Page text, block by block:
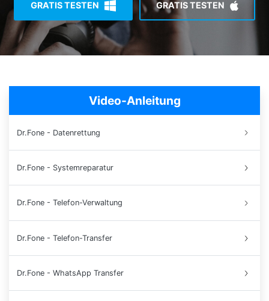
Suchen
GRATIS TESTEN GRATIS TESTEN
Video-Anleitung
Dr.Fone - Datenrettung
Dr.Fone - Systemreparatur
Dr.Fone - Telefon-Verwaltung
Dr.Fone - Telefon-Transfer
Dr.Fone - WhatsApp Transfer